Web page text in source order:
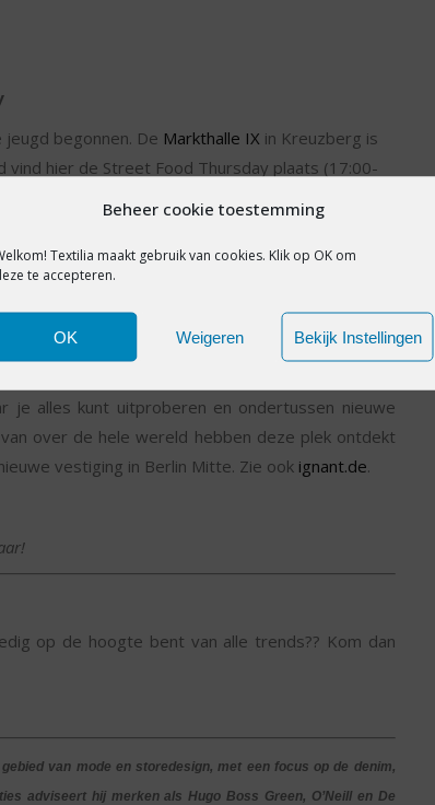
Beheer cookie toestemming
Textilia maakt gebruik van cookies. Klik op OK om
te accepteren.
OK Weigeren Bekijk Instellingen
begonnen. De Markthalle IX in Kreuzberg is
vind hier de Street Food Thursday plaats (17:00-
missie het toegankelijk maken van vele
komen chefs van verschillende internationale
aan het publiek.
& Tea’
je alles kunt uitproberen en ondertussen nieuwe
over de hele wereld hebben deze plek ontdekt
vestiging in Berlin Mitte. Zie ook ignant.de.
op de hoogte bent van alle trends?? Kom dan
van mode en storedesign, met een focus op de denim,
adviseert hij merken als Hugo Boss Green, O’Neill en De